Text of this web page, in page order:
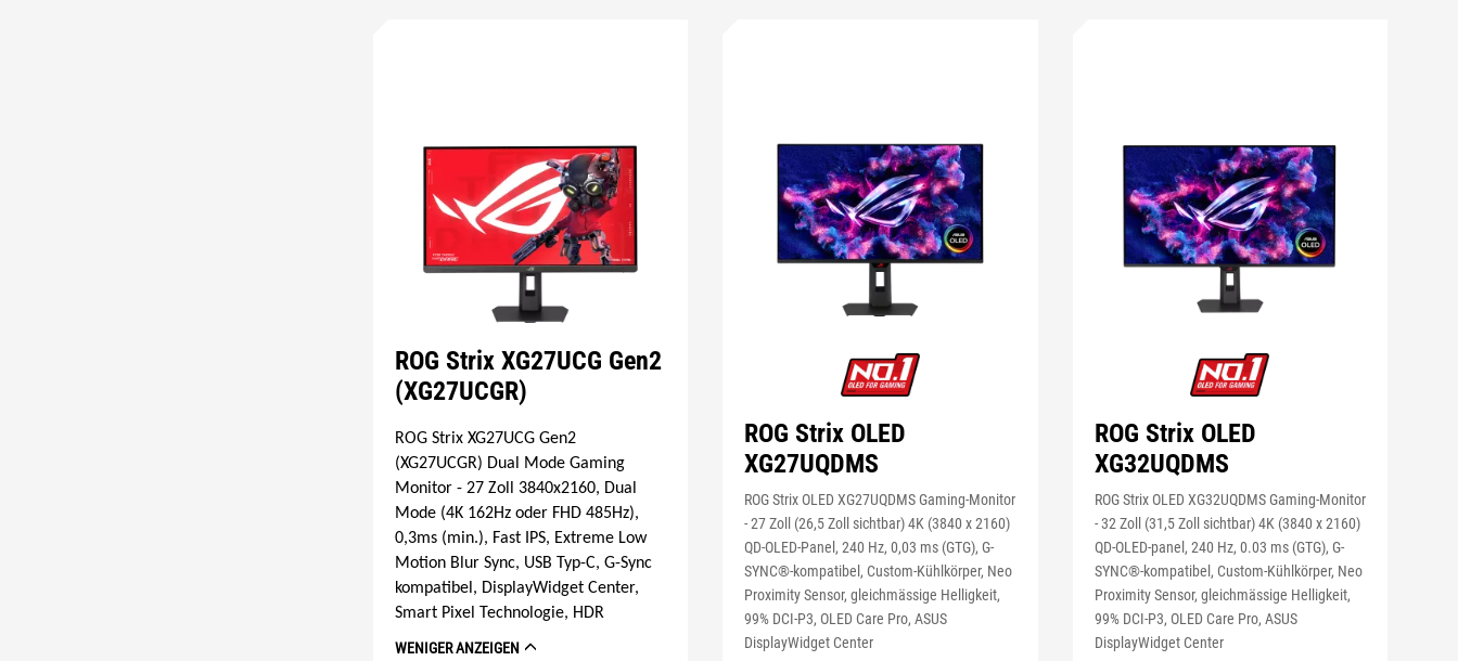
ROG Strix XG27UCG Gen2
(XG27UCGR)
ROG Strix XG27UCG Gen2
(XG27UCGR) Dual Mode Gaming
Monitor - 27 Zoll 3840x2160, Dual
Mode (4K 162Hz oder FHD 485Hz),
0,3ms (min.), Fast IPS, Extreme Low
Motion Blur Sync, USB Typ-C, G-Sync
kompatibel, DisplayWidget Center,
Smart Pixel Technologie, HDR
WENIGER ANZEIGEN
ROG Strix OLED
XG27UQDMS
ROG Strix OLED XG27UQDMS Gaming-Monitor
- 27 Zoll (26,5 Zoll sichtbar) 4K (3840 x 2160)
QD-OLED-Panel, 240 Hz, 0,03 ms (GTG), G-
SYNC®-kompatibel, Custom-Kühlkörper, Neo
Proximity Sensor, gleichmässige Helligkeit,
99% DCI-P3, OLED Care Pro, ASUS
DisplayWidget Center
ROG Strix OLED
XG32UQDMS
ROG Strix OLED XG32UQDMS Gaming-Monitor
- 32 Zoll (31,5 Zoll sichtbar) 4K (3840 x 2160)
QD-OLED-panel, 240 Hz, 0.03 ms (GTG), G-
SYNC®-kompatibel, Custom-Kühlkörper, Neo
Proximity Sensor, gleichmässige Helligkeit,
99% DCI-P3, OLED Care Pro, ASUS
DisplayWidget Center